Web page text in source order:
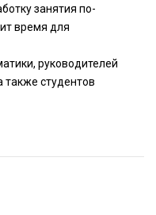
занятия по-
время для
руководителей
студентов